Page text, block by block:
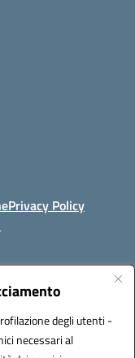
degli utenti -
necessari al
Privacy Policy